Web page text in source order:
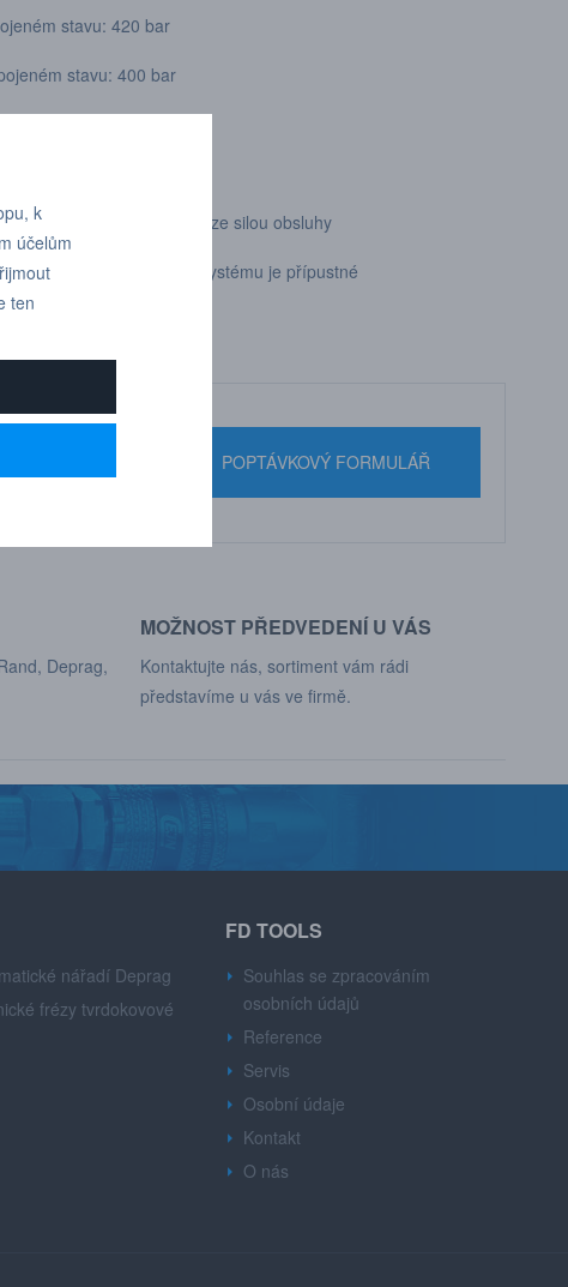
stavu: 420 bar
stavu: 400 bar
tlakem omezeno pouze silou obsluhy
se zbytkovým tlakem v systému je přípustné
POPTÁVKOVÝ FORMULÁŘ
Deprag,
MOŽNOST PŘEDVEDENÍ U VÁS
Kontaktujte nás, sortiment vám rádi
představíme u vás ve firmě.
nářadí Deprag
frézy tvrdokovové
FD TOOLS
Souhlas se zpracováním
osobních údajů
Reference
Servis
Osobní údaje
Kontakt
O nás
k
účelům
ten